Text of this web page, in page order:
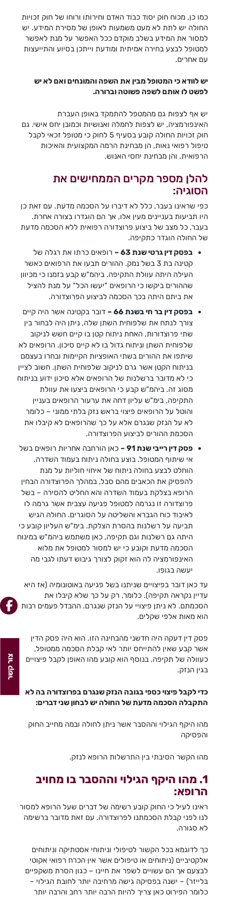
צור קשר
כמו כן, מכוח חוק יסוד כבוד האדם וחירותו ורוחו של חוק זכויות
החולה יש לתת לא מעט משמעות לאופן של מסירת המידע. יש
למסור את המידע בשלב מוקדם ככל האפשר על מנת לאפשר
למטופל לבצע בחירה אמיתית ומודעת וייתכן בסיוע והתייעצות
עם אחרים.
יש לוודא כי המטופל מבין את השפה והמונחים ואם לא יש
לפשט לו אותם לשפה פשוטה וברורה.
יש אף לצפות גם מהמטפל להתמקד באופן העברת
האינפורמציה, יש לצפות לחמלה ואנושיות וכמובן יחס אישי. גם
חוק זכויות החולה קובע בסעיף 5 לחוק כי מטופל זכאי לקבל
טיפול רפואי נאות, הן מבחינת הרמה המקצועית והאיכות
הרפואית, והן מבחינת יחסי האנוש.
להלן מספר מקרים הממחישים את
הסוגיה:
כפי שראינו בעבר, כלל לא דיברו על הסכמה מדעת. עם זאת כן
היו תביעות בעניינים מעין אלו, אך הם הוגדרו בצורה אחרת.
בעבר, כל מצב של ביצוע פרוצדורה רפואית ללא הסכמה מדעת
של החולה הוגדר כתקיפה.
בפסק דין גרטי שנת 63 –
רופאים כרתו את רגלה של
קטינה בת 3 בשל נמק. ההורים תבעו את הרפואים כאשר
העילה היתה עוולת התקיפה. ביהמ"ש קבע בזמנו כי מכיוון
שההורים ביקשו כי הרופאים "יעשו הכל" על מנת להציל
את ביתם היתה בכך הסכמה לביצוע הפרוצדורה.
בפסק דין בר חי בשנת 66 –
דובר בקטינה אשר היה קיים
צורך לנתח את שלפוחית השתן שלה, ניתן היה לבחור בין
שתי פרוצדורות, האחת ניתוח קטן בו קיים חשש לניקוב
שלפוחית השתן וניתוח גדול בו לא קיים סיכון. הרופאים לא
שיתפו את ההורים בשתי האופציות הקיימות ובחרו בעצמם
בניתוח הקטן אשר גרם לניקוב שלפוחית השתן. חשוב לציין
כי לא מדובר ברשלנות של הרופאים אלא סיכון ידוע בניתוח
מסוג זה. ביהמ"ש קבע כי הרופאים ביצעו את עוולת
התקיפה, בימ"ש עליון דחה את ערעור הרופאים בעניין
והוטל על הרופאים פיצוי בראש נזק בלתי ממוני – כלומר
לא על הנזק שנגרם אלא על כך שהרופאים לא קיבלו את
הסכמת ההורים לביצוע הפרוצדורה.
פסק דין רייבי שנת 91 –
כאן הורחבה אחריות רופאים בשל
אי שיתוף המטופל. בוצע בחולה ניתוח בעמוד השדרה.
הוחלט לבצע בחולה ניתוח של איחוי חוליות על מנת
להפסיק את הכאבים מהם סבל, במהלך הפרוצדורה הבחין
הרופא בצלקת בעמוד השדרה והא החליט להסירה – בשל
פרוצדורה זו נגרמה למטופל פגיעה עצבית אשר גרמה לו
לאיבוד כוח הגברא והשליטה על הסוגרים. החולה הגיש
תביעה על רשלנות בהסרת הצלקת. בימ"ש העליון קובע כי
היתה גם רשלנות וגם תקיפה, כאן משתמש ביהמ"ש במינוח
הסכמה מדעת וקובע כי יש למסור למטופל את מלוא
האינפורמציה לה הוא זקוק לצורך גיבוש דעתו לגבי מה
יעשה בגופו.
עד כאן דובר בפיצויים שניתנו בשל פגיעה באוטונומיה (אז היא
עדיין נקראה תקיפה). כלומר, רק על כך שלא קיבלו את
הסכמתם. לא ניתן פיצויי על הנזק שנגרם. ההבדל פעמים רבות
הוא מאות אלפי שקלים.
פסק דין דעקה היה חדשני מהבחינה הזו. הוא היה פסק הדין
אשר קבע שאין להתייחס יותר לאי קבלת הסכמה ממטופל,
כעוולה של תקיפה. בנוסף הוא קובע מהו האופן לקבל פיצויים
בגין הנזק.
כדי לקבל פיצוי כספי בגובה הנזק שנגרם בפרוצדורה בה לא
התקבלה הסכמה מדעת של החולה יש לבחון שני דברים:
מהו היקף הגילוי וההסבר אשר ניתן לחולה ובמה מחייב החוק
והפסיקה
מהו הקשר הסיבתי בין התרשלות הרופא לנזק.
1. מהו היקף הגילוי וההסבר בו מחויב
הרופא:
ראינו לעיל כי החוק קובע רשימה של דברים שעל הרופא למסור
לנו לפני קבלת הסכמתנו לפרוצדורה. עם זאת מדובר ברשימה
לא סגורה.
כך לדוגמא בכל הקשור לטיפולי וניתוחי אסטתיקה וניתוחים
אלקטיביים (ניתוחים או טיפולים אשר אין הכרח רפואי אקוטי
לבצעם אך הם עשויים לשפר את חיינו – כגון הסרת משקפיים
בלייזר) – ישנה בפסיקה גישה מרחיבה יותר לחובת הגילוי –
כלומר הפירוט כאן צריך להיות הרבה יותר רחב והרבה יותר